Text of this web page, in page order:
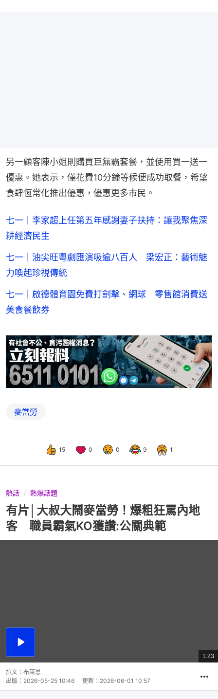
另一顧客陳小姐則購買巨無霸套餐，並使用買一送一
優惠。她表示，僅花費10分鐘等候便成功取餐，希望
食肆恆常化推出優惠，優惠更多市民。
七一｜李家超上任第五年感謝妻子扶持：讓我聚焦深
耕經濟民生
七一｜油尖旺粵劇匯演吸逾八百人 梁宏正：藝術魅
力喚起珍視傳統
七一｜啟德體育園免費打劍擊、網球 零售館消費送
美食餐飲券
麥當勞
15 0 0 9 1
熱話 熱爆話題
有片│大叔大鬧麥當勞！爆粗狂罵內地
客 職員霸氣KO獲讚:公關典範
播
總
共
1:23
撰文： 布萊恩
出版： 2026-05-25 10:46 更新： 2026-06-01 10:57